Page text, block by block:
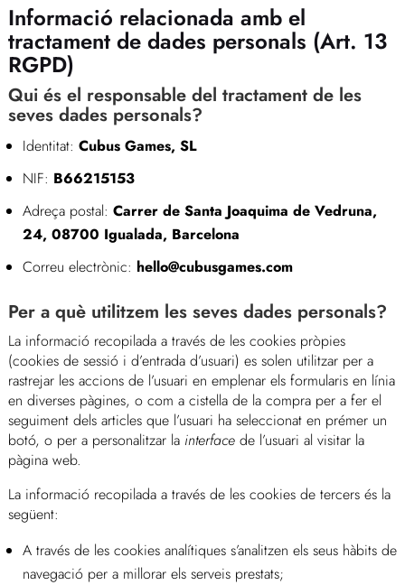
Informació relacionada amb el
tractament de dades personals (Art. 13
RGPD)
Qui és el responsable del tractament de les
seves dades personals?
Identitat: Cubus Games, SL
NIF: B66215153
Adreça postal: Carrer de Santa Joaquima de Vedruna,
24, 08700 Igualada, Barcelona
Correu electrònic: hello@cubusgames.com
Per a què utilitzem les seves dades personals?
La informació recopilada a través de les cookies pròpies
(cookies de sessió i d’entrada d’usuari) es solen utilitzar per a
rastrejar les accions de l’usuari en emplenar els formularis en línia
en diverses pàgines, o com a cistella de la compra per a fer el
seguiment dels articles que l’usuari ha seleccionat en prémer un
botó, o per a personalitzar la interfacede l’usuari al visitar la
pàgina web.
La informació recopilada a través de les cookies de tercers és la
següent:
A través de les cookies analítiques s’analitzen els seus hàbits de
navegació per a millorar els serveis prestats;